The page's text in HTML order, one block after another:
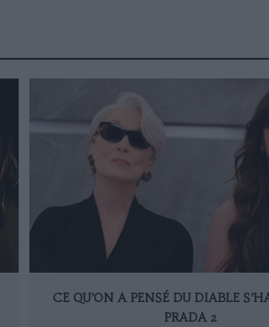
CE QU’ON A PENSÉ DU DIABLE
PRADA 2